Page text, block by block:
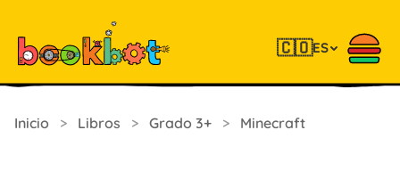
🇨🇴ES
Inicio > Libros > Grado 3+ > Minecraft